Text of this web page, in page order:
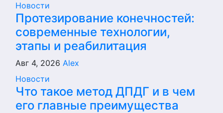
Новости
Протезирование конечностей:
современные технологии,
этапы и реабилитация
Авг 4, 2026 Alex
Новости
Что такое метод ДПДГ и в чем
его главные преимущества